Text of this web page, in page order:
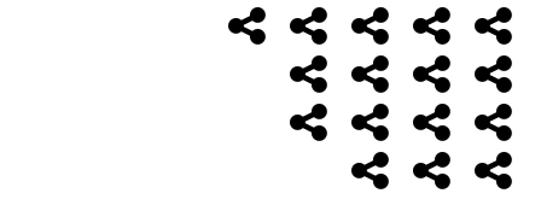
MenùHome
Page
Alimentazione
AmbienteBambini
Cancro ControlloEconomia
FarmaciMassoneriaNWO
Salute Storia